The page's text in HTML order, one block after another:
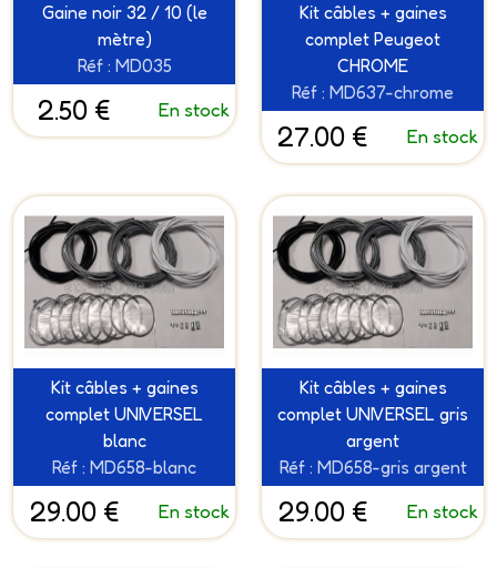
Gaine noir 32 / 10 (le
mètre)
Réf : MD035
2.50 € En stock
Kit câbles + gaines
complet Peugeot
CHROME
Réf : MD637-chrome
27.00 € En stock
Kit câbles + gaines
complet UNIVERSEL
blanc
Réf : MD658-blanc
29.00 € En stock
Kit câbles + gaines
complet UNIVERSEL gris
argent
Réf : MD658-gris argent
29.00 € En stock